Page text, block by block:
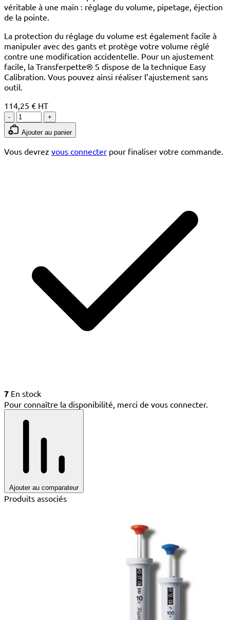
véritable à une main : réglage du volume, pipetage, éjection
de la pointe.
La protection du réglage du volume est également facile à
manipuler avec des gants et protège votre volume réglé
contre une modification accidentelle. Pour un ajustement
facile, la Transferpette® S dispose de la technique Easy
Calibration. Vous pouvez ainsi réaliser l’ajustement sans
outil.
114,25 € HT
-
+
Ajouter au panier
Vous devrez vous connecter pour finaliser votre commande.
7 En stock
Pour connaître la disponibilité, merci de vous connecter.
Ajouter au comparateur
Produits associés